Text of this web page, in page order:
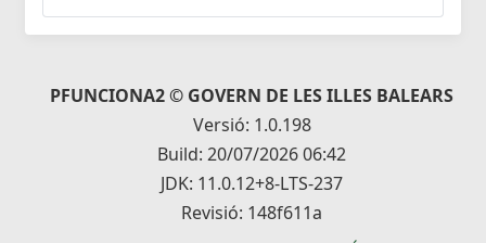
PFUNCIONA2 © GOVERN DE LES ILLES BALEARS
Versió: 1.0.198
Build: 20/07/2026 06:42
JDK: 11.0.12+8-LTS-237
Revisió: 148f611a